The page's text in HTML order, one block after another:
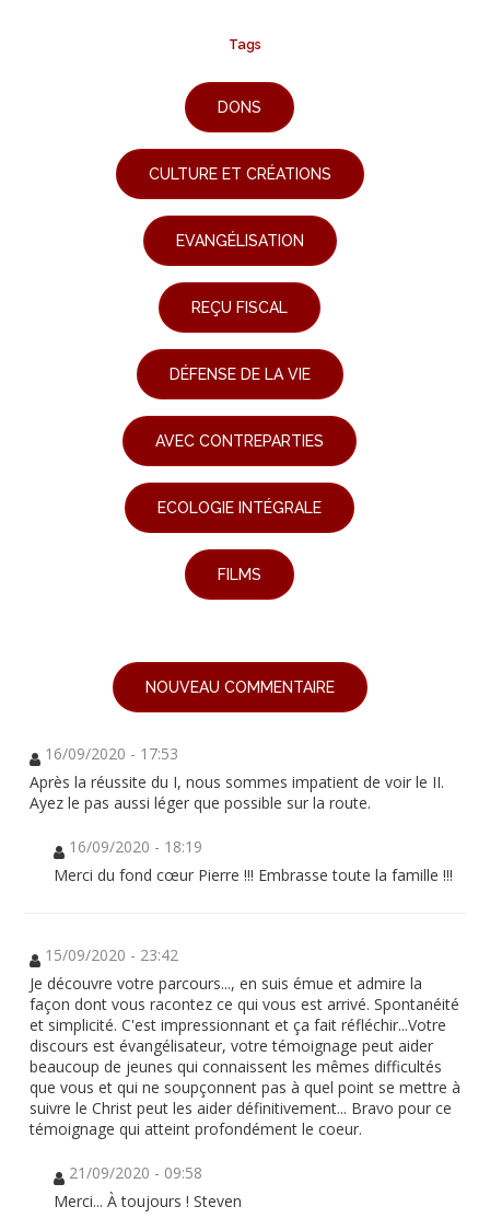
Tags
DONS
CULTURE ET CRÉATIONS
EVANGÉLISATION
REÇU FISCAL
DÉFENSE DE LA VIE
AVEC CONTREPARTIES
ECOLOGIE INTÉGRALE
FILMS
NOUVEAU COMMENTAIRE
16/09/2020 - 17:53
Après la réussite du I, nous sommes impatient de voir le II.
Ayez le pas aussi léger que possible sur la route.
16/09/2020 - 18:19
Merci du fond cœur Pierre !!! Embrasse toute la famille !!!
15/09/2020 - 23:42
Je découvre votre parcours..., en suis émue et admire la
façon dont vous racontez ce qui vous est arrivé. Spontanéité
et simplicité. C'est impressionnant et ça fait réfléchir...Votre
discours est évangélisateur, votre témoignage peut aider
beaucoup de jeunes qui connaissent les mêmes difficultés
que vous et qui ne soupçonnent pas à quel point se mettre à
suivre le Christ peut les aider définitivement... Bravo pour ce
témoignage qui atteint profondément le coeur.
21/09/2020 - 09:58
Merci... À toujours ! Steven